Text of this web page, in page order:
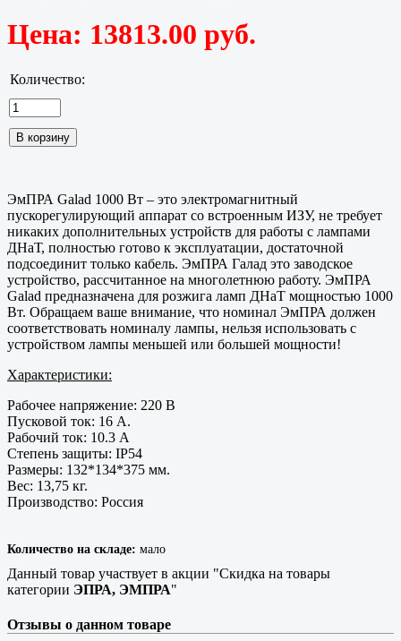
Цена: 13813.00 руб.
Количество:
ЭмПРА Galad 1000 Вт – это электромагнитный
пускорегулирующий аппарат со встроенным ИЗУ, не требует
никаких дополнительных устройств для работы с лампами
ДНаТ, полностью готово к эксплуатации, достаточной
подсоединит только кабель. ЭмПРА Галад это заводское
устройство, рассчитанное на многолетнюю работу. ЭмПРА
Galad предназначена для розжига ламп ДНаТ мощностью 1000
Вт. Обращаем ваше внимание, что номинал ЭмПРА должен
соответствовать номиналу лампы, нельзя использовать с
устройством лампы меньшей или большей мощности!
Характеристики:
Рабочее напряжение: 220 В
Пусковой ток: 16 А.
Рабочий ток: 10.3 А
Степень защиты: IP54
Размеры: 132*134*375 мм.
Вес: 13,75 кг.
Производство: Россия
Количество на складе: мало
Данный товар участвует в акции "Скидка на товары
категории ЭПРА, ЭМПРА"
Отзывы о данном товаре